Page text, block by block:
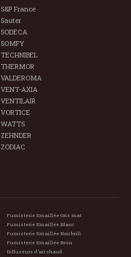
S&P France
Sauter
SODECA
SOMFY
TECHNIBEL
THERMOR
VALDEROMA
VENT-AXIA
VENTILAIR
VORTICE
WATTS
ZEHNDER
ZODIAC
Fumisterie Emaillée Gris mat
Fumisterie Emaillée Blanc
Fumisterie Emaillée Noir brill.
Fumisterie Emaillée Brun
Diffuseurs d'air chaud